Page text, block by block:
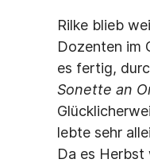
Rilke blieb
Dozenten im
es fertig,
Sonette an
lebte sehr
Da es Herbst